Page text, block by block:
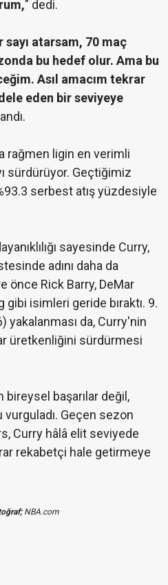
" dedi.
atarsam, 70 maç
bu hedef olur. Ama bu
Asıl amacım tekrar
eden bir seviyeye
rağmen ligin en verimli
sürdürüyor. Geçtiğimiz
serbest atış yüzdesiyle
sayesinde Curry,
adını daha da
önce Rick Barry, DeMar
isimleri geride bıraktı. 9.
yakalanması da, Curry'nin
üretkenliğini sürdürmesi
başarılar değil,
vurguladı. Geçen sezon
Curry hâlâ elit seviyede
rekabetçi hale getirmeye
NBA.com